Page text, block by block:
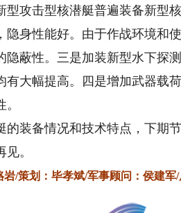
击型核潜艇普遍装备新型
身性能好。由于作战环境和
蔽性。三是加装新型水下探
大幅提高。四是增加武器载
备情况和技术特点，下期
。
岩/策划：毕孝斌/军事顾问：侯建军/